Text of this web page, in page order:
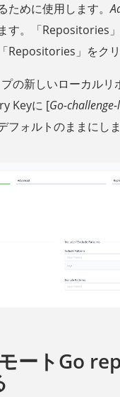
ために使用します。
す。「Repositories
Repositories」をクリ
の新しいローカルリ
Keyに [Go-
フォルトのままにしま
ートGo